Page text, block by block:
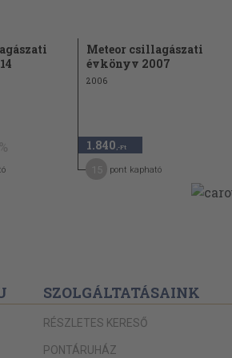
Meteor csillagászati
évkönyv 2007
2006
1.840 ,-Ft
pont kapható
SZOLGÁLTATÁSAINK
RÉSZLETES KERESŐ
PONTÁRUHÁZ